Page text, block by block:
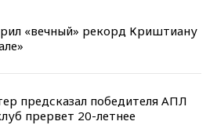
«вечный» рекорд Криштиану
предсказал победителя АПЛ
прервет 20-летнее